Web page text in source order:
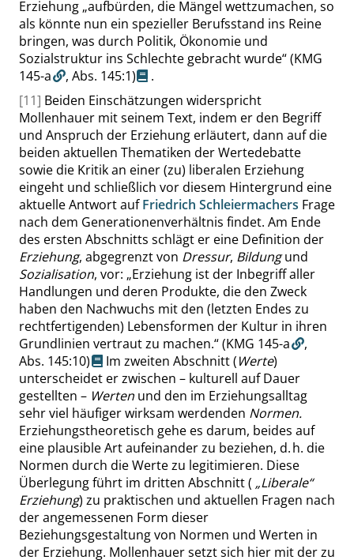
Erziehung „aufbürden, die Mängel wettzumachen, so
als könnte nun ein spezieller Berufsstand ins Reine
bringen, was durch Politik, Ökonomie und
Sozialstruktur ins Schlechte gebracht wurde“(KMG
145-a
, Abs. 145:1)
.
[11] Beiden Einschätzungen widerspricht
Mollenhauer mit seinem Text, indem er den Begriff
und Anspruch der Erziehung erläutert, dann auf die
beiden aktuellen Thematiken der Wertedebatte
sowie die Kritik an einer (zu) liberalen Erziehung
eingeht und schließlich vor diesem Hintergrund eine
aktuelle Antwort aufFriedrich Schleiermachers Frage
nach dem Generationenverhältnis findet. Am Ende
des ersten Abschnitts schlägt er eine Definition der
Erziehung, abgegrenzt von Dressur, Bildungund
Sozialisation, vor: „Erziehung ist der Inbegriff aller
Handlungen und deren Produkte, die den Zweck
haben den Nachwuchs mit den (letzten Endes zu
rechtfertigenden) Lebensformen der Kultur in ihren
Grundlinien vertraut zu machen.“(KMG 145-a
,
Abs. 145:10) Im zweiten Abschnitt (Werte)
unterscheidet er zwischen – kulturell auf Dauer
gestellten – Werten und den im Erziehungsalltag
sehr viel häufiger wirksam werdenden Normen.
Erziehungstheoretisch gehe es darum, beides auf
eine plausible Art aufeinander zu beziehen, d. h. die
Normen durch die Werte zu legitimieren. Diese
Überlegung führt im dritten Abschnitt ( „Liberale“
Erziehung) zu praktischen und aktuellen Fragen nach
der angemessenen Form dieser
Beziehungsgestaltung von Normen und Werten in
der Erziehung. Mollenhauer setzt sich hier mit der zu